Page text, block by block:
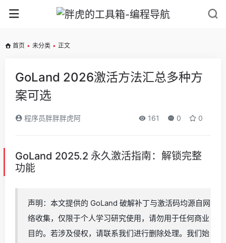
首页 • 未分类 • 正文
GoLand 2026激活方法汇总多种方
案可选
程序员胖胖胖虎阿 161 0 0
GoLand 2025.2 永久激活指南：解锁完整
功能
声明：本文提供的 GoLand 破解补丁与激活码均源自网
络收集，仅限于个人学习研究使用，请勿用于任何商业
目的。若涉及侵权，请联系我们进行删除处理。我们始